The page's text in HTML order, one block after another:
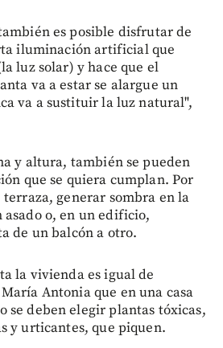
es posible disfrutar de
iluminación artificial que
luz solar) y hace que el
va a estar se alargue un
va a sustituir la luz natural",
y altura, también se pueden
que se quiera cumplan. Por
generar sombra en la
o, en un edificio,
de un balcón a otro.
la vivienda es igual de
Antonia que en una casa
se deben elegir plantas tóxicas,
y urticantes, que piquen.